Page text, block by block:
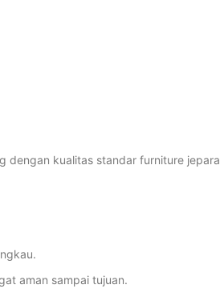
kualitas standar furniture
aman sampai tujuan.